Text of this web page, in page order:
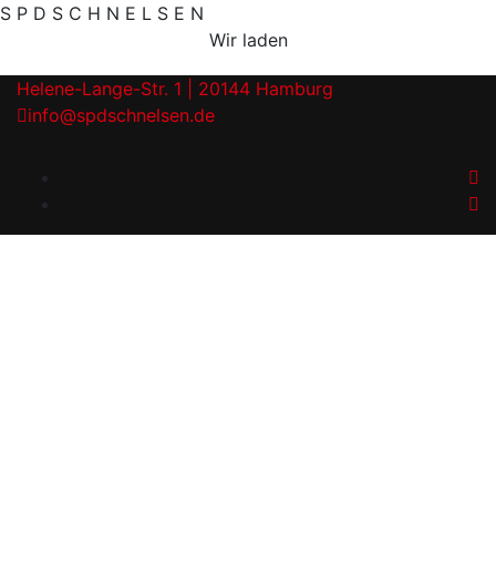
S P D S C H N E L S E N
Wir laden
Helene-Lange-Str. 1 | 20144 Hamburg
info@spdschnelsen.de